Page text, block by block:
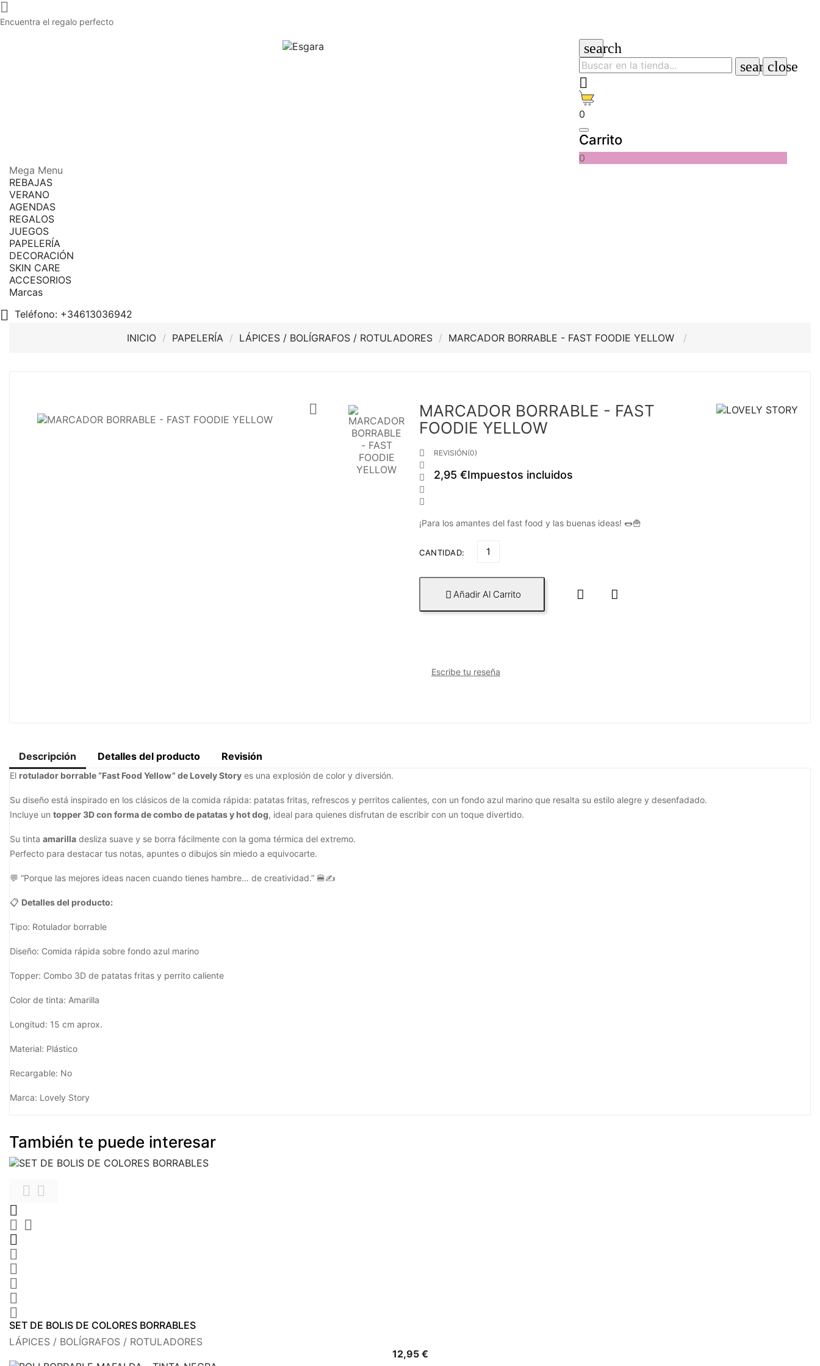

Encuentra el regalo perfecto
search
searchclose

0
Carrito
0
Mega Menu
REBAJAS
VERANO
AGENDAS
REGALOS
JUEGOS
PAPELERÍA
DECORACIÓN
SKIN CARE
ACCESORIOS
Marcas
 Teléfono: +34613036942
INICIO
PAPELERÍA LÁPICES / BOLÍGRAFOS / ROTULADORES MARCADOR BORRABLE - FAST FOODIE YELLOW

MARCADOR BORRABLE - FAST
FOODIE YELLOW





REVISIÓN(0)
2,95 €Impuestos incluidos
¡Para los amantes del fast food y las buenas ideas! 🌭🍟
CANTIDAD:
 Añadir Al Carrito  
Escribe tu reseña
Descripción Detalles del producto Revisión
El rotulador borrable “Fast Food Yellow” de Lovely Story es una explosión de color y diversión.
Su diseño está inspirado en los clásicos de la comida rápida: patatas fritas, refrescos y perritos calientes, con un fondo azul marino que resalta su estilo alegre y desenfadado.
Incluye un topper 3D con forma de combo de patatas y hot dog, ideal para quienes disfrutan de escribir con un toque divertido.
Su tinta amarilla desliza suave y se borra fácilmente con la goma térmica del extremo.
Perfecto para destacar tus notas, apuntes o dibujos sin miedo a equivocarte.
💬 “Porque las mejores ideas nacen cuando tienes hambre… de creatividad.” 🍔✍️
📋 Detalles del producto:
Tipo: Rotulador borrable
Diseño: Comida rápida sobre fondo azul marino
Topper: Combo 3D de patatas fritas y perrito caliente
Color de tinta: Amarilla
Longitud: 15 cm aprox.
Material: Plástico
Recargable: No
Marca: Lovely Story
También te puede interesar
 

 






SET DE BOLIS DE COLORES BORRABLES
LÁPICES / BOLÍGRAFOS / ROTULADORES
12,95 €Precio